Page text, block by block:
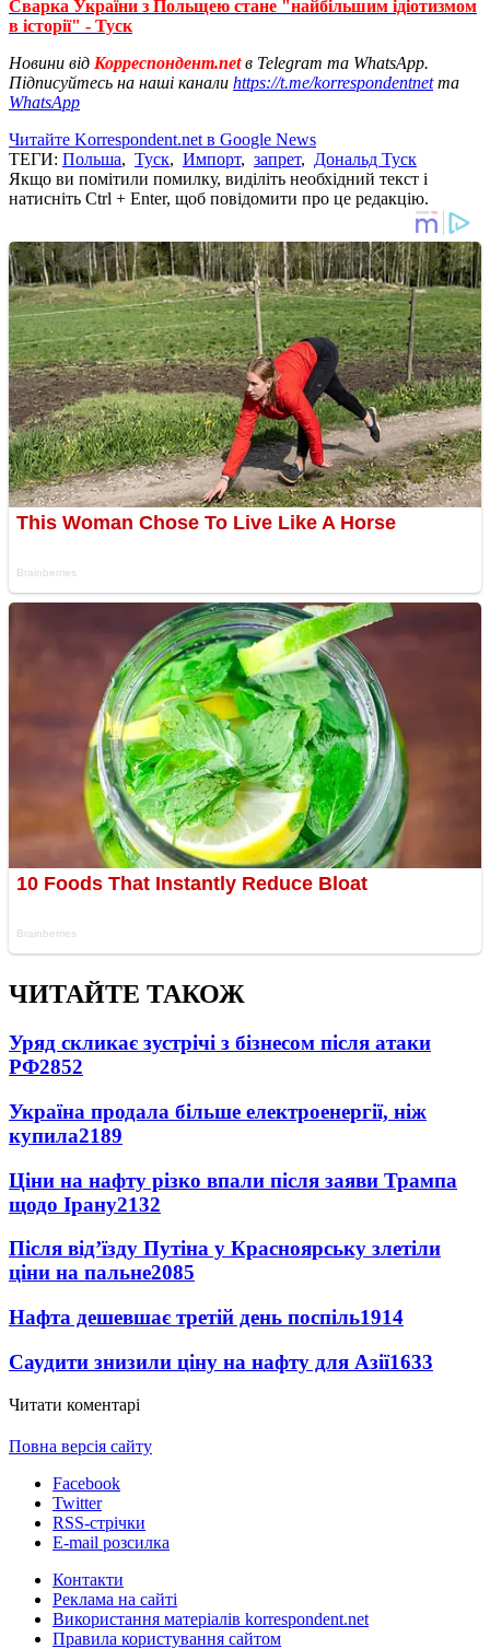
Сварка України з Польщею стане "найбільшим ідіотизмом
в історії" - Туск
Новини від Корреспондент.netв Telegram та WhatsApp.
Підписуйтесь на наші канали https://t.me/korrespondentnetта
WhatsApp
Читайте Korrespondent.net в Google News
ТЕГИ: Польша, Туск, Импорт, запрет, Дональд Туск
Якщо ви помітили помилку, виділіть необхідний текст і
натисніть Ctrl + Enter, щоб повідомити про це редакцію.
ЧИТАЙТЕ ТАКОЖ
Уряд скликає зустрічі з бізнесом після атаки
РФ2852
Україна продала більше електроенергії, ніж
купила2189
Ціни на нафту різко впали після заяви Трампа
щодо Ірану2132
Після від’їзду Путіна у Красноярську злетіли
ціни на пальне2085
Нафта дешевшає третій день поспіль1914
Саудити знизили ціну на нафту для Азії1633
Читати коментарі
Повна версія сайту
Facebook
Twitter
RSS-стрічки
E-mail розсилка
Контакти
Реклама на сайті
Використання матеріалів korrespondent.net
Правила користування сайтом